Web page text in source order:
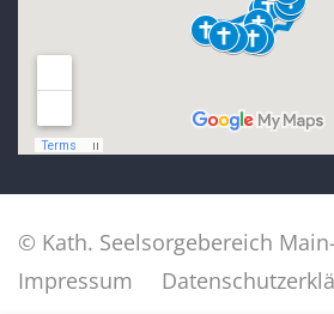
© Kath. Seelsorgebereich
Impressum